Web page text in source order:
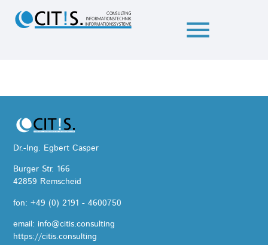
menu
Dr.-Ing. Egbert Casper
Burger Str. 166
42859 Remscheid
fon:+49 (0) 2191 - 4600750
email: info@citis.consulting
https://citis.consulting